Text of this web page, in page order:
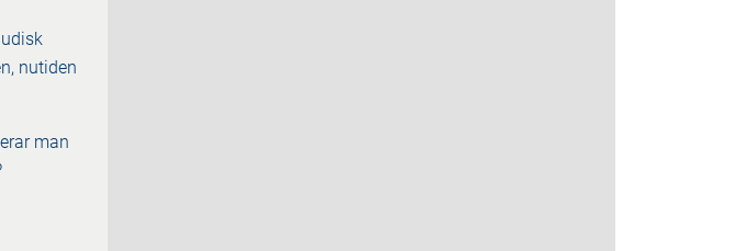
nutiden
man